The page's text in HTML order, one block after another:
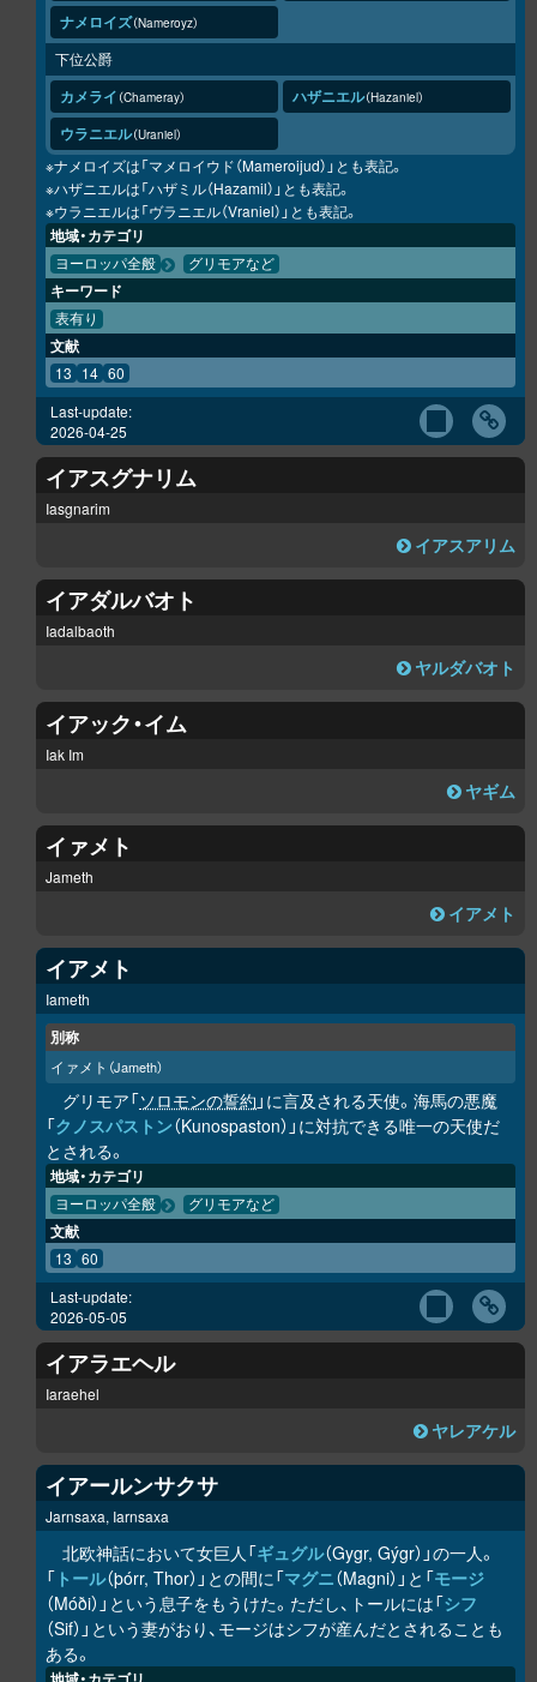
ナメロイズ Nameroyz
下位公爵
カメライ Chameray ハザニエル Hazaniel
ウラニエル Uraniel
※ナメロイズは「マメロイウド（Mameroijud）」とも表記。
※ハザニエルは「ハザミル（Hazamil）」とも表記。
※ウラニエルは「ヴラニエル（Vraniel）」とも表記。
地域・カテゴリ
ヨーロッパ全般 グリモアなど
キーワード
表有り
文献
13 14 60
Last-update:
2026-04-25
イアスグナリム
Iasgnarim
イアスアリム
イアダルバオト
Iadalbaoth
ヤルダバオト
イアック・イム
Iak Im
ヤギム
イァメト
Jameth
イアメト
イアメト
Iameth
別称
イァメト （Jameth）
グリモア「ソロモンの誓約 」に言及される天使。海馬の悪魔
「クノスパストン（Kunospaston）」に対抗できる唯一の天使だ
とされる。
地域・カテゴリ
ヨーロッパ全般 グリモアなど
文献
13 60
Last-update:
2026-05-05
イアラエヘル
Iaraehel
ヤレアケル
イアールンサクサ
Jarnsaxa, Iarnsaxa
北欧神話において女巨人「ギュグル（Gygr, Gýgr）」の一人。
「 トール（þórr, Thor）」との間に「マグニ（Magni）」と「モージ
（Móði）」という息子をもうけた。ただし、トールには「シフ
（Sif）」という妻がおり、モージはシフが産んだとされることも
ある。